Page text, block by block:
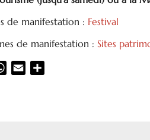
de manifestation : Festival
de manifestation : Sites
WhatsApp
Email